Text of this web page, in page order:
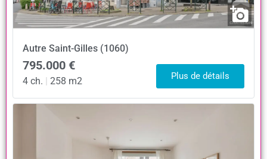
Autre Saint-Gilles (1060)
795.000 €
4 ch. | 258 m2 Plus de détails